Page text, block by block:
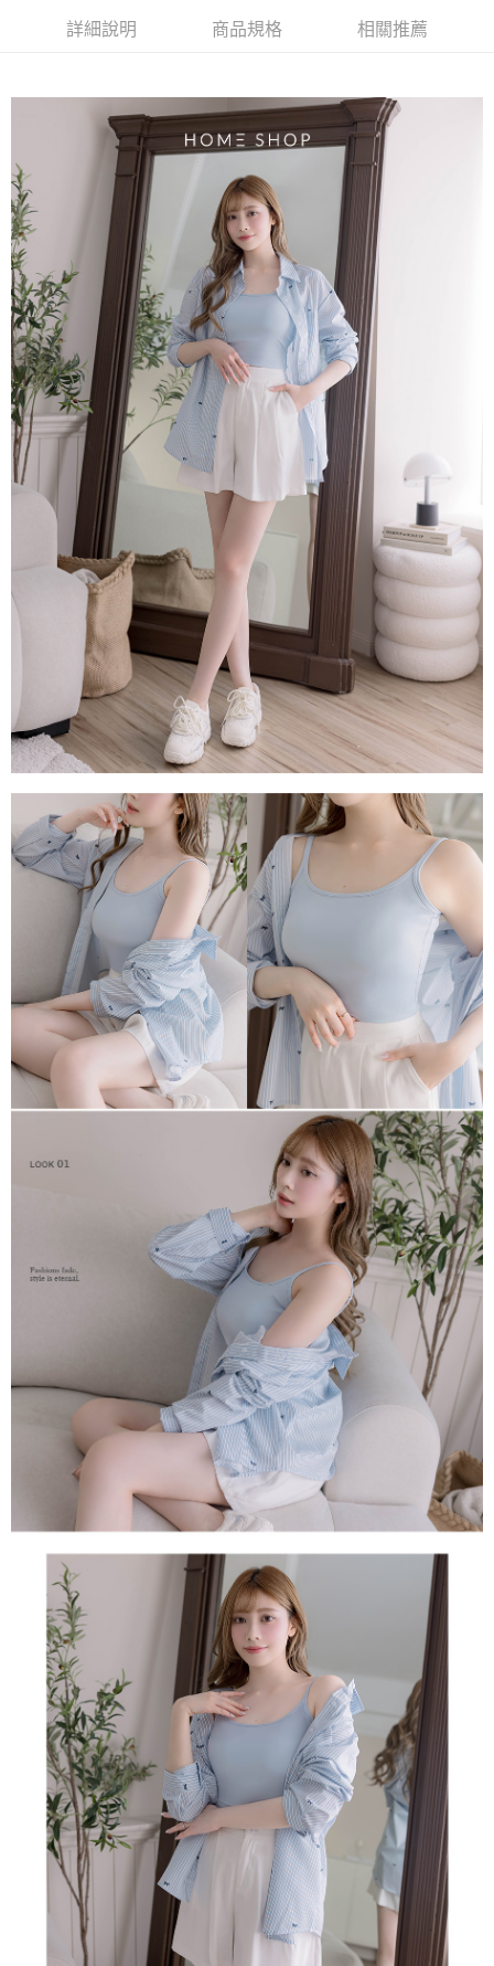
2.付款方式選擇「大哥付你分期」，訂單成立後會自動跳轉到大哥付的交易
3.實際核准額度、可分期數及費用金額請依後續交易確認頁面所載為準。
4.訂單成立30分鐘內，如未前往確認交易或遇審核未通過，訂單將自動取
消。如遇「轉專審核」未通過狀況，表示未達大哥付你分期系統評分，恕無
法說明評估內容。
【繳款方式說明】
1.分期款項不併入電信帳單，「大哥付你分期」於每月結算日後寄送繳費提
醒簡訊。
2.透過簡訊連結打開帳單後，可選擇「超商條碼／台灣大直營門市／銀行轉
帳／街口支付／iPASS MONEY」等通路繳費。
【注意事項】
1.本服務係由「台灣大哥大股份有限公司」（以下簡稱本公司）所提供，讓
用戶於交易時，得透過本服務購買商品或服務，並由商店將買賣／分期付款
買賣價金債權讓與本公司後，依約使用本公司帳單繳交帳款。
2.基於同意付款使用「大哥付你分期」之契約關係目的，商店將以您的個人
資料（包含姓名、電話或地址）提供予台灣大哥大進項蒐集、處理及利用，
由本公司與您本人進行分期帳單所需資料之確認、核對及更正。
3.完整用戶服務條款，請詳閱以下連結：
https://oppay.tw/userRule
相關說明
１．簡單：不需註冊會員、不需綁卡、不需儲值。
２．便利：只要手機號碼，簡訊認證，即可結帳。
３．安心：先確認商品／服務後，再付款。
【「AFTEE先享後付」結帳流程】
１．於結帳方式選擇「AFTEE先享後付」後，將跳轉至「AFTEE先享後付」
結帳頁面，進行簡訊認證並確認金額後，即可完成結帳。
２．訂單成立數日內，您將收到繳費通知簡訊。
３．收到繳費通知簡訊後14天內，點擊此簡訊中的連結，可透過四大超商／
ATM／網路銀行／等多元方式進行付款，方視為交易完成。
※ 請注意：結帳手續完成當下不需立刻繳費，但若您需要取消訂單，請聯絡
購買商品的店家。未經商家同意取消之訂單仍視為有效，需透過AFTEE先享
後付繳納相關費用。
※ 交易是否成功請以「AFTEE先享後付 」之結帳頁面顯示為準，若有關於
是否繳費成功／繳費後需取消欲退款等相關疑問，請聯繫「AFTEE先享後付
客戶支援中心」https://netprotections.freshdesk.com/support/home
【注意事項】
１．透過由恩沛科技股份有限公司提供之「AFTEE先享後付」服務完成之交
易，需依本服務之必要範圍內提供個人資料，並將交易相關給付款項請求債
權轉讓予恩沛科技股份有限公司。
２．關於個人資料處理事宜，請瀏覽以下網址：
https://aftee.tw/terms/#terms3
３．未成年的使用者請事先徵得法定代理人或監護人之同意方可使用
「AFTEE先享後付」，若未經同意申辦者引起之損失，本公司不負相關責
４．使用「AFTEE先享後付」時，將依據個別帳號之用戶狀況，依本公司即
時審查核予不同之上限額度；若仍有額度不足之情形，本公司將視審查結果
請求用戶進行身份認證。
５．嚴禁一人註冊多個帳號或使用他人資訊註冊。若發現惡意使用之情形，
恩沛科技股份有限公司將有權停止該用戶之使用額度並採取法律行動。
付款後全家取貨
免運費
付款後萊爾富取貨
免運費
付款後7-11取貨
免運費
一般商品宅配
免運費
付款後門市自取
每筆NT$80，滿NT$1,500(含以上)免運費
國家/地區配送 查看運費
詳細說明 商品規格 相關推薦